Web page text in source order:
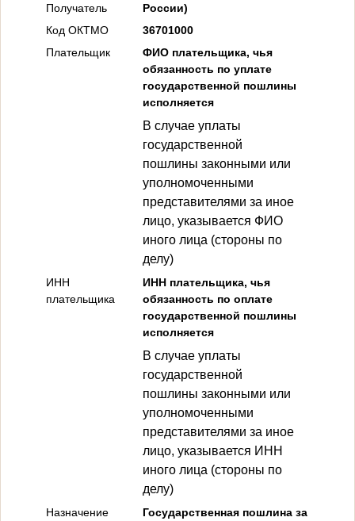
Получатель
России)
Код ОКТМО
36701000
Плательщик
ФИО плательщика, чья
обязанность по уплате
государственной пошлины
исполняется
В случае уплаты
государственной
пошлины законными или
уполномоченными
представителями за иное
лицо, указывается ФИО
иного лица (стороны по
делу)
ИНН
плательщика
ИНН плательщика, чья
обязанность по оплате
государственной пошлины
исполняется
В случае уплаты
государственной
пошлины законными или
уполномоченными
представителями за иное
лицо, указывается ИНН
иного лица (стороны по
делу)
Назначение
Государственная пошлина за